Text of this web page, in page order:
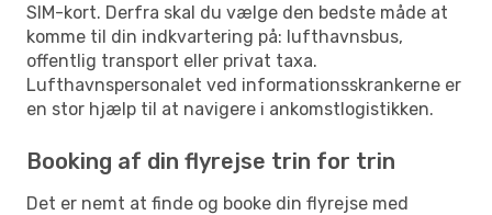
SIM-kort. Derfra skal du vælge den bedste måde at
komme til din indkvartering på: lufthavnsbus,
offentlig transport eller privat taxa.
Lufthavnspersonalet ved informationsskrankerne er
en stor hjælp til at navigere i ankomstlogistikken.
Booking af din flyrejse trin for trin
Det er nemt at finde og booke din flyrejse med